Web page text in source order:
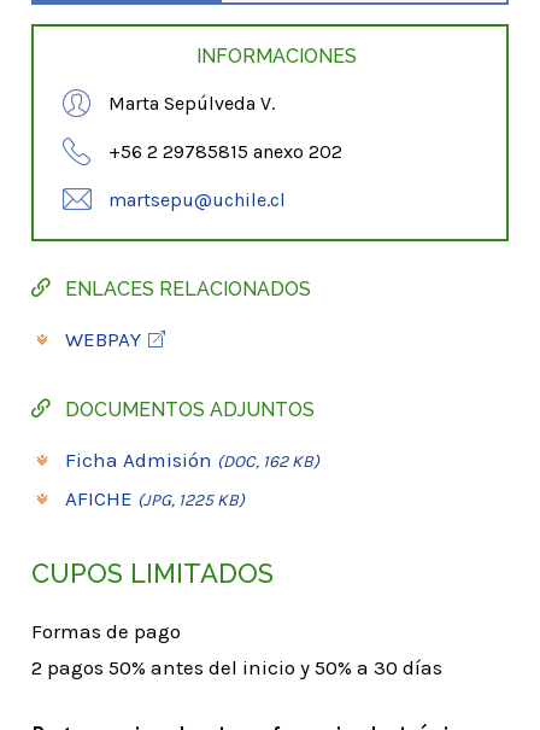
INFORMACIONES
Marta Sepúlveda V.
+56 2 29785815 anexo 202
martsepu@uchile.cl
ENLACES RELACIONADOS
WEBPAY
DOCUMENTOS ADJUNTOS
Ficha Admisión (DOC, 162 KB)
AFICHE (JPG, 1225 KB)
CUPOS LIMITADOS
Formas de pago
2 pagos 50% antes del inicio y 50% a 30 días